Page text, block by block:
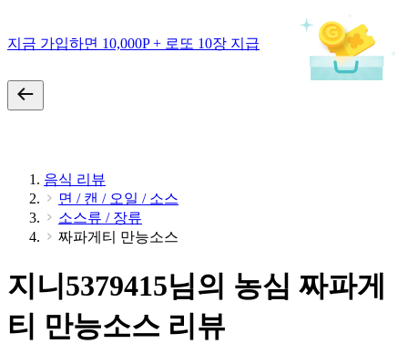
지금 가입하면 10,000P + 로또 10장 지급
음식 리뷰
면 / 캔 / 오일 / 소스
소스류 / 장류
짜파게티 만능소스
지니5379415님의 농심 짜파게
티 만능소스 리뷰